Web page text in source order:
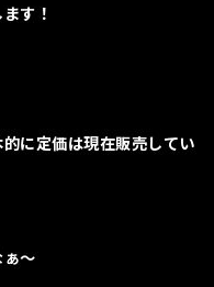
す！
に定価は現在販売してい
〜